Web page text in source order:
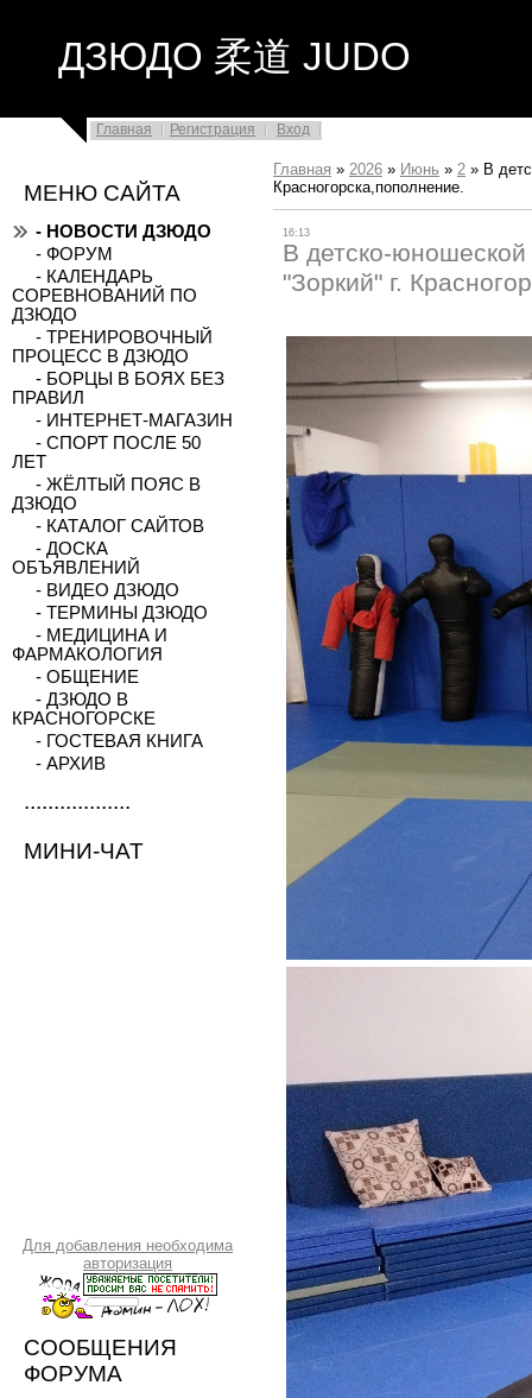
ДЗЮДО 柔道 JUDO
Главная Регистрация Вход
МЕНЮ САЙТА
- НОВОСТИ ДЗЮДО
- ФОРУМ
- КАЛЕНДАРЬ
СОРЕВНОВАНИЙ ПО
ДЗЮДО
- ТРЕНИРОВОЧНЫЙ
ПРОЦЕСС В ДЗЮДО
- БОРЦЫ В БОЯХ БЕЗ
ПРАВИЛ
- ИНТЕРНЕТ-МАГАЗИН
- СПОРТ ПОСЛЕ 50
ЛЕТ
- ЖЁЛТЫЙ ПОЯС В
ДЗЮДО
- КАТАЛОГ САЙТОВ
- ДОСКА
ОБЪЯВЛЕНИЙ
- ВИДЕО ДЗЮДО
- ТЕРМИНЫ ДЗЮДО
- МЕДИЦИНА И
ФАРМАКОЛОГИЯ
- ОБЩЕНИЕ
- ДЗЮДО В
КРАСНОГОРСКЕ
- ГОСТЕВАЯ КНИГА
- АРХИВ
..................
МИНИ-ЧАТ
Для добавления необходима
авторизация
СООБЩЕНИЯ
ФОРУМА
Главная » 2026 » Июнь » 2 » В
Красногорска,пополнение.
16:13
В детско-
"Зоркий" г.